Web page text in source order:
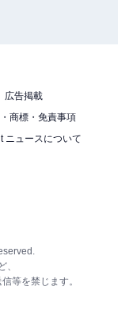
広告掲載
商標・免責事項
ニュースについて
、
等を禁じます。